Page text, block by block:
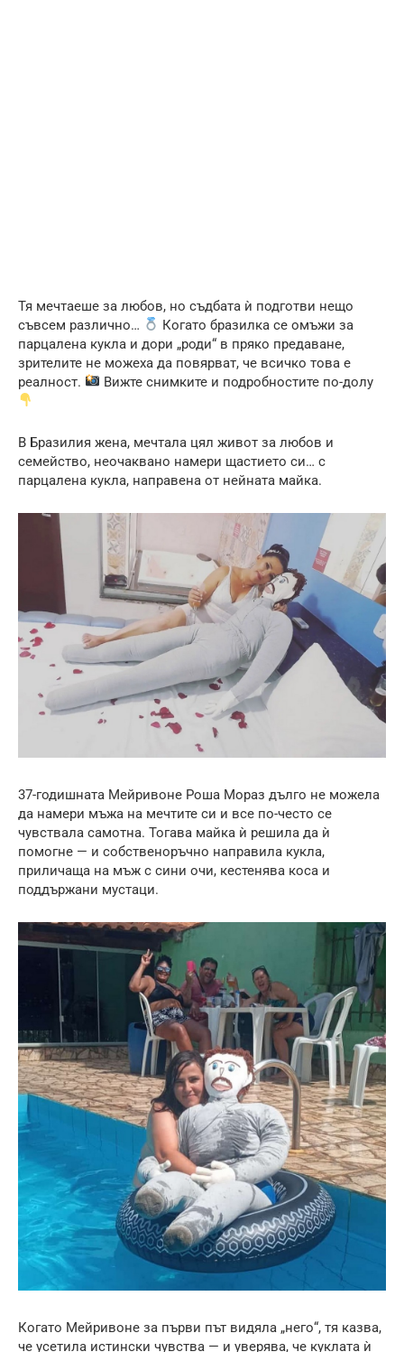
Тя мечтаеше за любов, но съдбата ѝ подготви нещо
съвсем различно…
Когато бразилка се омъжи за
парцалена кукла и дори „роди“ в пряко предаване,
зрителите не можеха да повярват, че всичко това е
реалност.
Вижте снимките и подробностите по-долу
В Бразилия жена, мечтала цял живот за любов и
семейство, неочаквано намери щастието си… с
парцалена кукла, направена от нейната майка.
37-годишната Мейривоне Роша Мораз дълго не можела
да намери мъжа на мечтите си и все по-често се
чувствала самотна. Тогава майка ѝ решила да ѝ
помогне — и собственоръчно направила кукла,
приличаща на мъж с сини очи, кестенява коса и
поддържани мустаци.
Когато Мейривоне за първи път видяла „него“, тя казва,
че усетила истински чувства — и уверява, че куклата ѝ